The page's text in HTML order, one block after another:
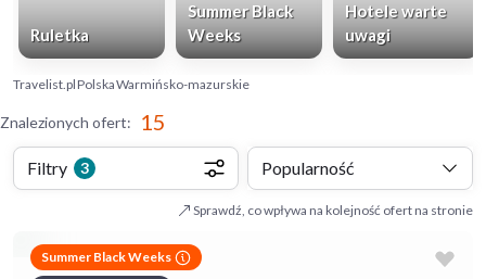
Ruletka
Summer Black
Weeks
Hotele warte
uwagi
Travelist.plPolskaWarmińsko-mazurskie
Znalezionych ofert: 15
Filtry 3 Popularność
Sprawdź, co wpływa na kolejność ofert na stronie
Summer Black Weeks